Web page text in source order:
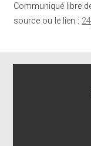
Communiqué libre
source ou le lien :